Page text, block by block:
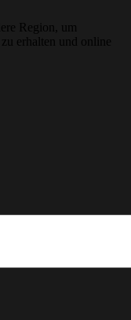
Region, um
erhalten und online